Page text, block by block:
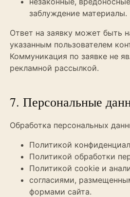
заблуждение материалы.
Ответ на заявку может быть
указанным пользователем
Коммуникация по заявке не
рекламной рассылкой.
7. Персональные
Обработка персональных
Политикой
Политикой обработки
Политикой cookie и
согласиями,
формами сайта.